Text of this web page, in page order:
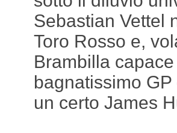
Sebastian Vettel
Toro Rosso e,
Brambilla
bagnatissimo
un certo James